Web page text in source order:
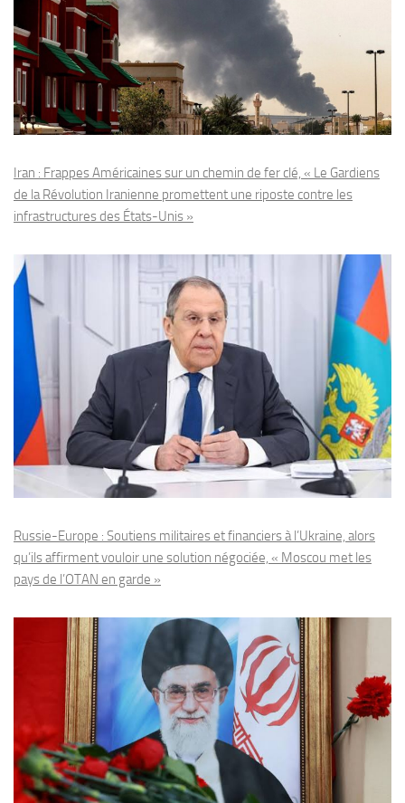
Iran : Frappes Américaines sur un chemin de fer clé, « Le Gardiens
de la Révolution Iranienne promettent une riposte contre les
infrastructures des États-Unis »
Russie-Europe : Soutiens militaires et financiers à l’Ukraine, alors
qu’ils affirment vouloir une solution négociée, « Moscou met les
pays de l’OTAN en garde »